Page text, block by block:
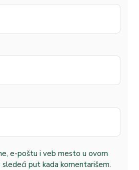
e-poštu i veb mesto u ovom
put kada komentarišem.